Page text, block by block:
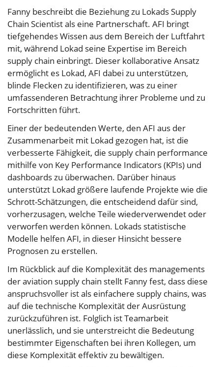
Fanny beschreibt die Beziehung zu Lokads Supply
Chain Scientist als eine Partnerschaft. AFI bringt
tiefgehendes Wissen aus dem Bereich der Luftfahrt
mit, während Lokad seine Expertise im Bereich
supply chain einbringt. Dieser kollaborative Ansatz
ermöglicht es Lokad, AFI dabei zu unterstützen,
blinde Flecken zu identifizieren, was zu einer
umfassenderen Betrachtung ihrer Probleme und zu
Fortschritten führt.
Einer der bedeutenden Werte, den AFI aus der
Zusammenarbeit mit Lokad gezogen hat, ist die
verbesserte Fähigkeit, die supply chain performance
mithilfe von Key Performance Indicators (KPIs) und
dashboards zu überwachen. Darüber hinaus
unterstützt Lokad größere laufende Projekte wie die
Schrott-Schätzungen, die entscheidend dafür sind,
vorherzusagen, welche Teile wiederverwendet oder
verworfen werden können. Lokads statistische
Modelle helfen AFI, in dieser Hinsicht bessere
Prognosen zu erstellen.
Im Rückblick auf die Komplexität des managements
der aviation supply chain stellt Fanny fest, dass diese
anspruchsvoller ist als einfachere supply chains, was
auf die technische Komplexität der Ausrüstung
zurückzuführen ist. Folglich ist Teamarbeit
unerlässlich, und sie unterstreicht die Bedeutung
bestimmter Eigenschaften bei ihren Kollegen, um
diese Komplexität effektiv zu bewältigen.